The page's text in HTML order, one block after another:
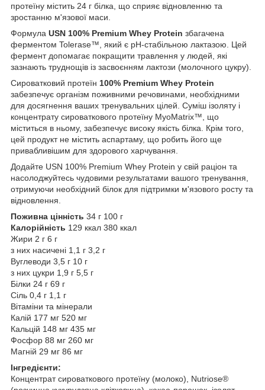
протеїну містить 24 г білка, що сприяє відновленню та
зростанню м'язової маси.
Формула USN 100% Premium Whey Protein збагачена
ферментом Tolerase™, який є рН-стабільною лактазою. Цей
фермент допомагає покращити травлення у людей, які
зазнають труднощів із засвоєнням лактози (молочного цукру).
Сироватковий протеїн 100% Premium Whey Protein
забезпечує організм поживними речовинами, необхідними
для досягнення ваших тренувальних цілей. Суміш ізоляту і
концентрату сироваткового протеїну MyoMatrix™, що
міститься в ньому, забезпечує високу якість білка. Крім того,
цей продукт не містить аспартаму, що робить його ще
привабливішим для здорового харчування.
Додайте USN 100% Premium Whey Protein у свій раціон та
насолоджуйтесь чудовими результатами вашого тренування,
отримуючи необхідний білок для підтримки м'язового росту та
відновлення.
Поживна цінність 34 г 100 г
Калорійність 129 ккал 380 ккал
Жири 2 г 6 г
з них насичені 1,1 г 3,2 г
Вуглеводи 3,5 г 10 г
з них цукри 1,9 г 5,5 г
Білки 24 г 69 г
Сіль 0,4 г 1,1 г
Вітаміни та мінерали
Калій 177 мг 520 мг
Кальцій 148 мг 435 мг
Фосфор 88 мг 260 мг
Магній 29 мг 86 мг
Інгредієнти:
Концентрат сироваткового протеїну (молоко), Nutriose®